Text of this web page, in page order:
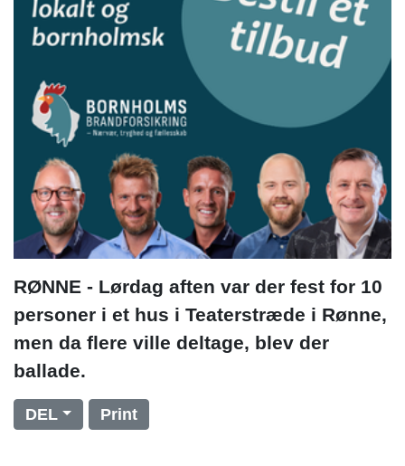
RØNNE - Lørdag aften var der fest for 10
personer i et hus i Teaterstræde i Rønne,
men da flere ville deltage, blev der
ballade.
DEL Print